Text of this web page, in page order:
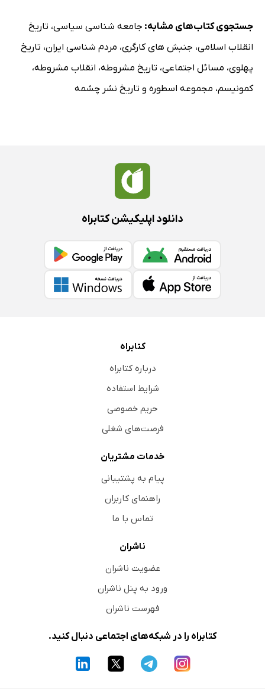
جستجوی کتاب‌های مشابه: جامعه شناسی سیاسی، تاریخ
انقلاب اسلامی، جنبش های کارگری، مردم شناسی ایران، تاریخ
پهلوی، مسائل اجتماعی، تاریخ مشروطه، انقلاب مشروطه،
کمونیسم، مجموعه اسطوره و تاریخ نشر چشمه
دانلود اپلیکیشن کتابراه
کتابراه
درباره کتابراه
شرایط استفاده
حریم خصوصی
فرصت‌های شغلی
خدمات مشتریان
پیام به پشتیبانی
راهنمای کاربران
تماس با ما
ناشران
عضویت ناشران
ورود به پنل ناشران
فهرست ناشران
کتابراه را در شبکه‌های اجتماعی دنبال کنید.